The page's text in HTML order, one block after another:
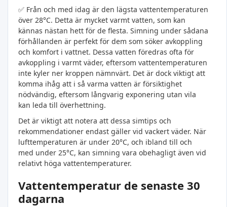
✅ Från och med idag är den lägsta vattentemperaturen
över 28°C. Detta är mycket varmt vatten, som kan
kännas nästan hett för de flesta. Simning under sådana
förhållanden är perfekt för dem som söker avkoppling
och komfort i vattnet. Dessa vatten föredras ofta för
avkoppling i varmt väder, eftersom vattentemperaturen
inte kyler ner kroppen nämnvärt. Det är dock viktigt att
komma ihåg att i så varma vatten är försiktighet
nödvändig, eftersom långvarig exponering utan vila
kan leda till överhettning.
Det är viktigt att notera att dessa simtips och
rekommendationer endast gäller vid vackert väder. När
lufttemperaturen är under 20°C, och ibland till och
med under 25°C, kan simning vara obehagligt även vid
relativt höga vattentemperaturer.
Vattentemperatur de senaste 30
dagarna